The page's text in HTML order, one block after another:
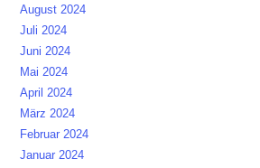
August 2024
Juli 2024
Juni 2024
Mai 2024
April 2024
März 2024
Februar 2024
Januar 2024